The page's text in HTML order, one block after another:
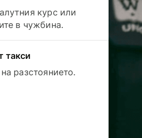
курс или
в чужбина.
такси
разстоянието.